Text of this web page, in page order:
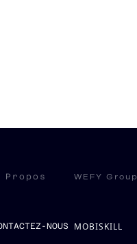
Propos
NOUS
WEFY Group
MOBISKILL